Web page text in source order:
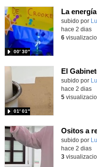
Contenido
subido por
00′ 30″
hace 2 dias
6
Contenido
subido por
01′ 01″
hace 2 dias
5
Ositos a
Contenido
subido por
hace 2 dias
3